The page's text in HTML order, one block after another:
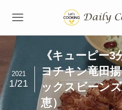
《キューピー3
ヨチキン竜田
ックスビーン
恵）
2021
1/21